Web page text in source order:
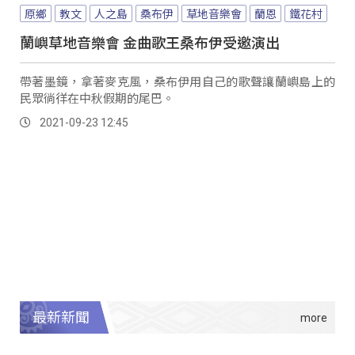
原鄉 教文 人之島 桑布伊 草地音樂會 蘭恩 鐵花村
蘭嶼草地音樂會 金曲歌王桑布伊受邀演出
帶著墨鏡，拿著麥克風，桑布伊用自己的歌聲讓蘭嶼島上的
民眾徜徉在中秋假期的尾巴。
2021-09-23 12:45
最新新聞